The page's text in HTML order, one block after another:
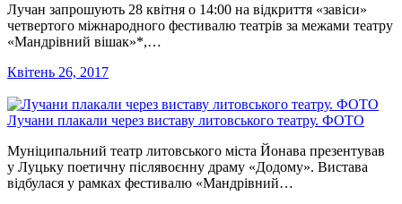
Лучан запрошують 28 квітня о 14:00 на відкриття «завіси»
четвертого міжнародного фестивалю театрів за межами театру
«Мандрівний вішак»*,…
Квітень 26, 2017
Лучани плакали через виставу литовського театру. ФОТО
Муніципальний театр литовського міста Йонава презентував
у Луцьку поетичну післявоєнну драму «Додому». Вистава
відбулася у рамках фестивалю «Мандрівний…